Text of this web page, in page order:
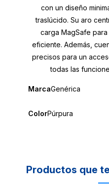
con un diseño
traslúcido. Su aro
carga MagSafe
eficiente. Además,
precisos para un
todas las
MarcaGenérica
ColorPúrpura
Productos que